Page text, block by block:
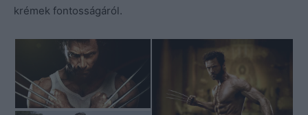
krémek fontosságáról.